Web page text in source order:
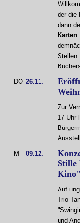
der die
dann
Karten
DO 26.11.
Zur
17 Uhr
MI 09.12.
Stille
Kino"
Auf
Trio
und